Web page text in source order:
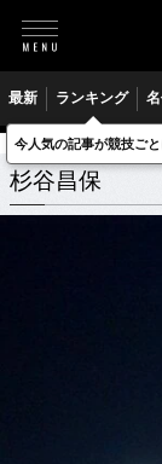
最新 ランキング
杉谷昌保 関連記事
杉谷昌保
今人気の記事が競技ご